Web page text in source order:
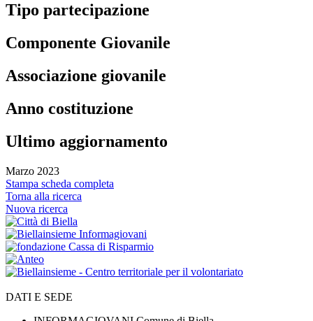
Tipo partecipazione
Componente Giovanile
Associazione giovanile
Anno costituzione
Ultimo aggiornamento
Marzo 2023
Stampa scheda completa
Torna alla ricerca
Nuova ricerca
DATI E SEDE